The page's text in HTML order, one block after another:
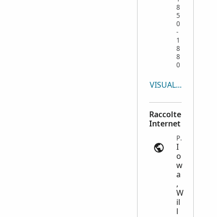
8
5
0
-
1
8
8
0
VISUALIZZA TUTTO
Raccolte
Internet
Probate Records | ancestry.com
I
o
w
a
,
W
il
l